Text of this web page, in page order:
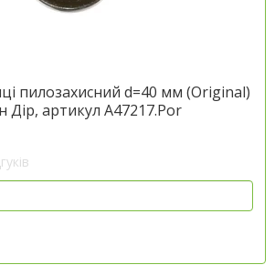
пилозахисний d=40 мм (Original)
Дір, артикул A47217.Por